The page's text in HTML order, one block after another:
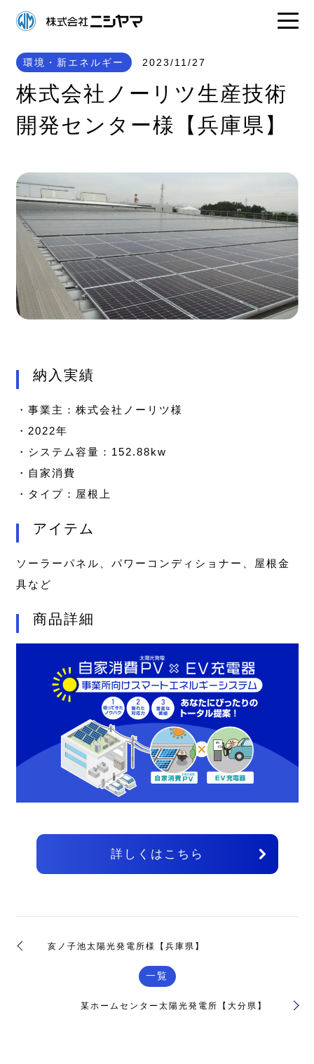
環境・新エネルギー 2023/11/27
株式会社ノーリツ生産技術
開発センター様【兵庫県】
納入実績
・事業主：株式会社ノーリツ様
・2022年
・システム容量：152.88kw
・自家消費
・タイプ：屋根上
アイテム
ソーラーパネル、パワーコンディショナー、屋根金
具など
商品詳細
詳しくはこちら
亥ノ子池太陽光発電所様【兵庫県】
一覧
某ホームセンター太陽光発電所【大分県】